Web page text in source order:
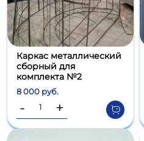
Каркас металлический
сборный для
комплекта №2
8 000 руб.
- +